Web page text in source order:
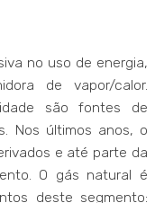
no uso de energia,
de vapor/calor.
são fontes de
Nos últimos anos, o
e até parte da
O gás natural é
deste segmento: